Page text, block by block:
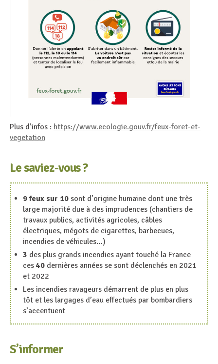
Plus d’infos : https://www.ecologie.gouv.fr/feux-foret-et-
vegetation
Le saviez-vous ?
9 feux sur 10 sont d’origine humaine dont une très
large majorité due à des imprudences (chantiers de
travaux publics, activités agricoles, câbles
électriques, mégots de cigarettes, barbecues,
incendies de véhicules…)
3 des plus grands incendies ayant touché la France
ces 40 dernières années se sont déclenchés en 2021
et 2022
Les incendies ravageurs démarrent de plus en plus
tôt et les largages d’eau effectués par bombardiers
s’accentuent
S’informer